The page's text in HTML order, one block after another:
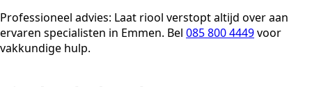
Professioneel advies: Laat riool verstopt altijd over aan
ervaren specialisten in Emmen. Bel 085 800 4449voor
vakkundige hulp.